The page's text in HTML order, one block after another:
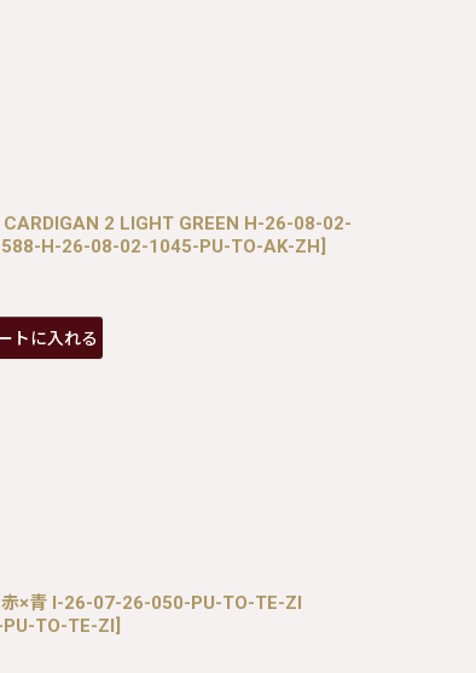
2 LIGHT GREEN H-26-08-02-
H-26-08-02-1045-PU-TO-AK-ZH]
トに入れる
×青 I-26-07-26-050-PU-TO-TE-ZI
TO-TE-ZI]